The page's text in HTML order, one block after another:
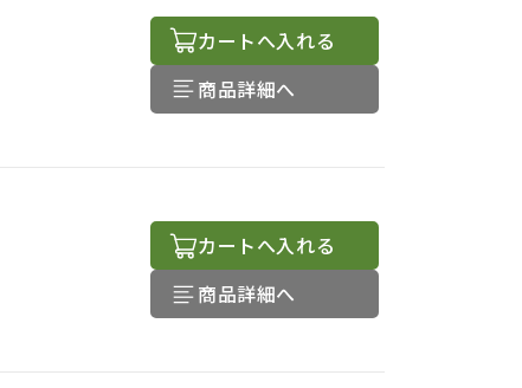
カートへ入れる
商品詳細へ
カートへ入れる
商品詳細へ